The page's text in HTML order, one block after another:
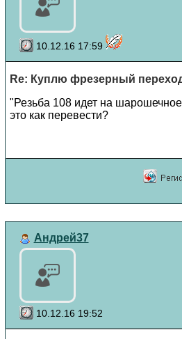
10.12.16 17:59
Re: Куплю фрезерный
"Резьба 108 идет на
это как перевести?
Андрей37
10.12.16 19:52